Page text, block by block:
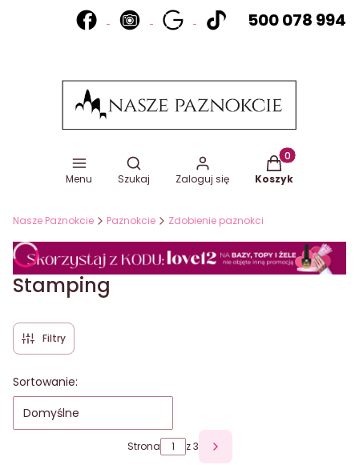
500 078 994
Menu
Otwórz wyszukiwarkę
Szukaj Zaloguj się
Produkty w
Koszyk
Nasze Paznokcie Paznokcie Zdobienie paznokci
Stamping
Filtry
Lista produktów
Sortowanie:
Domyślne
Strona z 3 Następne produkty